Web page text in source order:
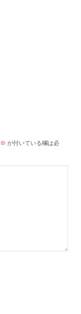
※ が付いている欄は必